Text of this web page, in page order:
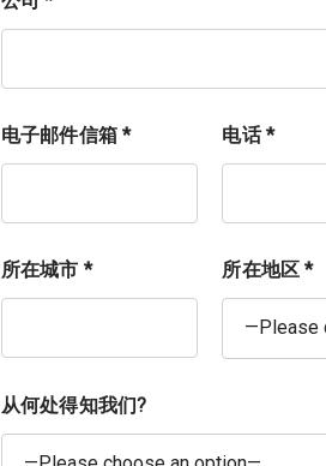
电子邮件信箱 * 电话 *
所在城市 * 所在地区 *
从何处得知我们?